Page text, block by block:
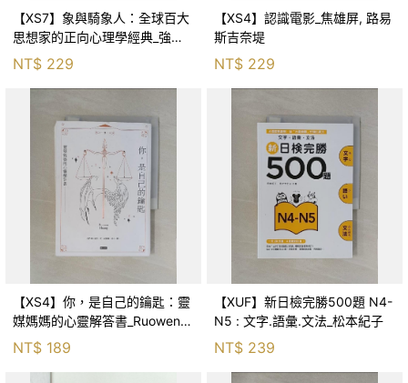
【XS7】象與騎象人：全球百大
思想家的正向心理學經典_強納
森．海德, 李靜瑤
NT$ 229
【XS4】認識電影_焦雄屏, 路易
斯吉奈堤
NT$ 229
【XS4】你，是自己的鑰匙：靈
媒媽媽的心靈解答書_Ruowen
Huang
NT$ 189
【XUF】新日檢完勝500題 N4-
N5 : 文字.語彙.文法_松本紀子
NT$ 239